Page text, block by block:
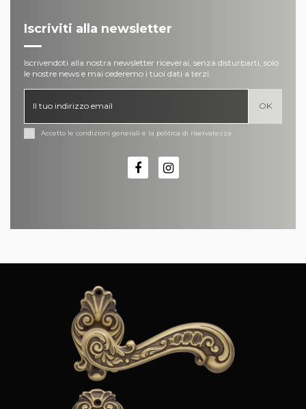
Iscriviti alla newsletter
Iscrivendoti alla nostra newsletter riceverai, senza disturbarti, solo
le nostre news e mai cederemo i tuoi dati a terzi.
Accetto le condizioni generali e la politica di riservatezza